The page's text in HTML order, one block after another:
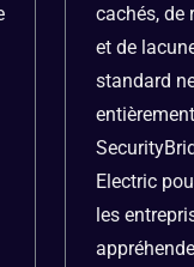
cachés, de
et de
standard
Electric
les